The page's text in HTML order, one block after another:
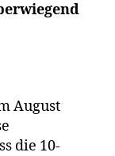
August
die 10-